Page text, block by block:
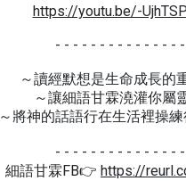
https://youtu.be/-
- - - - - - - - - - - - - -
～讀經默想是生命成長的
～讓細語甘霖澆灌你屬
～將神的話語行在生活裡操
- - - - - - - - - - - - - -
細語甘霖FB👉 https://